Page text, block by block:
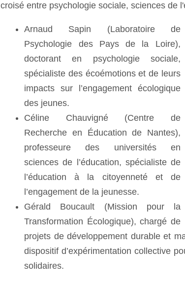
croisé entre psychologie sociale, sciences de
Arnaud Sapin (Laboratoire de
Psychologie des Pays de la Loire),
doctorant en psychologie sociale,
spécialiste des écoémotions et de leurs
impacts sur l’engagement écologique
des jeunes.
Céline Chauvigné (Centre de
Recherche en Éducation de Nantes),
professeure des universités en
sciences de l’éducation, spécialiste de
l’éducation à la citoyenneté et de
l’engagement de la jeunesse.
Gérald Boucault (Mission pour la
Transformation Écologique), chargé de
projets de développement durable et
dispositif d’expérimentation collective
solidaires.